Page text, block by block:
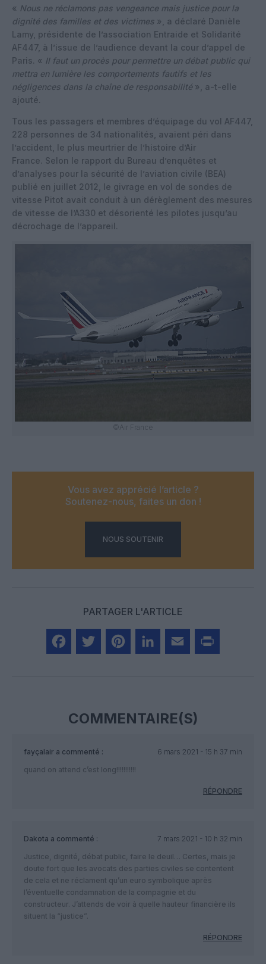
« Nous ne réclamons pas vengeance mais justice pour la
dignité des familles et des victimes », a déclaré Danièle
Lamy, présidente de l’association Entraide et Solidarité
AF447, à l’issue de l’audience devant la cour d’appel de
Paris. « Il faut un procès pour permettre un débat public qui
mettra en lumière les comportements fautifs et les
négligences dans la chaîne de responsabilité », a-t-elle
ajouté.
Tous les passagers et membres d’équipage du vol AF447,
228 personnes de 34 nationalités, avaient péri dans
l’accident, le plus meurtrier de l’histoire d’Air
France. Selon le rapport du Bureau d’enquêtes et
d’analyses pour la sécurité de l’aviation civile (BEA)
publié en juillet 2012, le givrage en vol de sondes de
vitesse Pitot avait conduit à un dérèglement des mesures
de vitesse de l’A330 et désorienté les pilotes jusqu’au
décrochage de l’appareil.
©Air France
Vous avez apprécié l’article ?
Soutenez-nous, faites un don !
NOUS SOUTENIR
PARTAGER L'ARTICLE
COMMENTAIRE(S)
fayçalair a commenté :
6 mars 2021 - 15 h 37 min
quand on attend c’est long!!!!!!!!!!!
RÉPONDRE
Dakota a commenté :
7 mars 2021 - 10 h 32 min
Justice, dignité, débat public, faire le deuil… Certes, mais je
doute fort que les avocats des parties civiles se contentent
de cela et ne réclament qu’un euro symbolique après
l’éventuelle condamnation de la compagnie et du
constructeur. J’attends de voir à quelle hauteur financière ils
situent la “justice”.
RÉPONDRE